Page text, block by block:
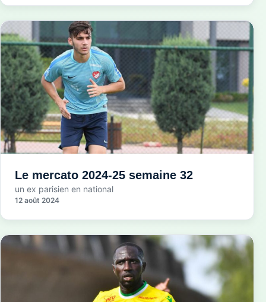
Le mercato 2024-25 semaine 32
un ex parisien en national
12 août 2024